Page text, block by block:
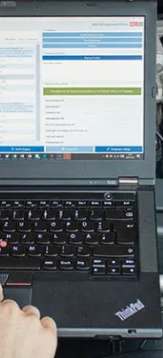
Fahrer
Authentifikation
Stopp-Automatik
hinten links
hinten rechts
vorne links
vorne rechts